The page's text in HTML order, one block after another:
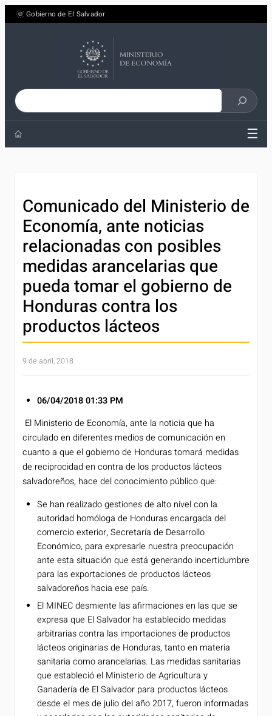
Saltar
al
Gobierno de El Salvador
Buscar
el
sitio
☰
Comunicado del Ministerio de
Economía, ante noticias
relacionadas con posibles
medidas arancelarias que
pueda tomar el gobierno de
Honduras contra los
productos lácteos
9 de abril, 2018
06/04/201801:33 PM
El Ministerio de Economía, ante la noticia que ha
circulado en diferentes medios de comunicación en
cuanto a que el gobierno de Honduras tomará medidas
de reciprocidad en contra de los productos lácteos
salvadoreños, hace del conocimiento público que:
Se han realizado gestiones de alto nivel con la
autoridad homóloga de Honduras encargada del
comercio exterior, Secretaría de Desarrollo
Económico, para expresarle nuestra preocupación
ante esta situación que está generando incertidumbre
para las exportaciones de productos lácteos
salvadoreños hacia ese país.
El MINEC desmiente las afirmaciones en las que se
expresa que El Salvador ha establecido medidas
arbitrarias contra las importaciones de productos
lácteos originarias de Honduras, tanto en materia
sanitaria como arancelarias. Las medidas sanitarias
que estableció el Ministerio de Agricultura y
Ganadería de El Salvador para productos lácteos
desde el mes de julio del año 2017, fueron informadas